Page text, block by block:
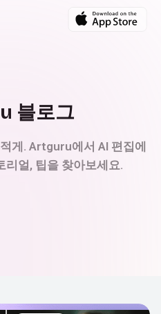
블로그
게. Artguru에서 AI 편집에
리얼, 팁을 찾아보세요.